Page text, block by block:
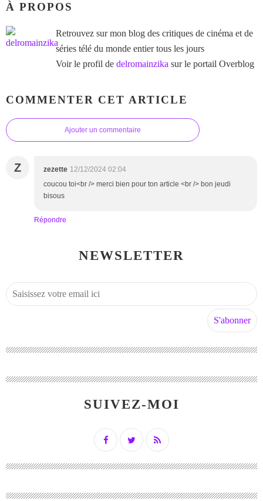
À PROPOS
Retrouvez sur mon blog des critiques de cinéma et de
séries télé du monde entier tous les jours
Voir le profil de delromainzika sur le portail Overblog
COMMENTER CET ARTICLE
Ajouter un commentaire
Z zezette 12/12/2024 02:04
coucou toi<br /> merci bien pour ton article <br /> bon jeudi
bisous
Répondre
NEWSLETTER
SUIVEZ-MOI